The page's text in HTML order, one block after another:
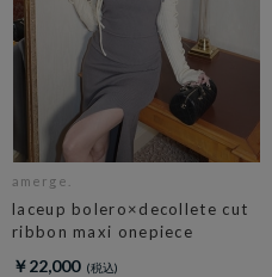
amerge.
laceup bolero×decollete cut
ribbon maxi onepiece
￥22,000